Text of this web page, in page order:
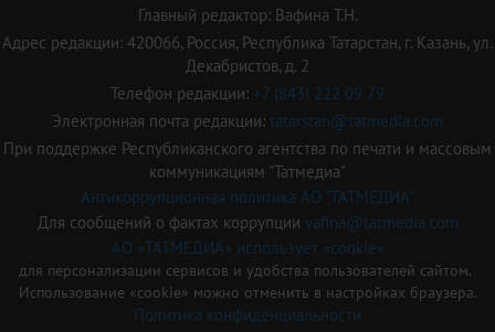
Главный редактор: Вафина Т.Н.
Адрес редакции: 420066, Россия, Республика Татарстан, г. Казань, ул.
Декабристов, д. 2
Телефон редакции: +7 (843) 222 09 79
Электронная почта редакции: tatarstan@tatmedia.com
При поддержке Республиканского агентства по печати и массовым
коммуникациям "Татмедиа"
Антикоррупционная политика АО "ТАТМЕДИА"
Для сообщений о фактах коррупции vafina@tatmedia.com
АО «ТАТМЕДИА» использует «cookie»
для персонализации сервисов и удобства пользователей сайтом.
Использование «cookie» можно отменить в настройках браузера.
Политика конфиденциальности